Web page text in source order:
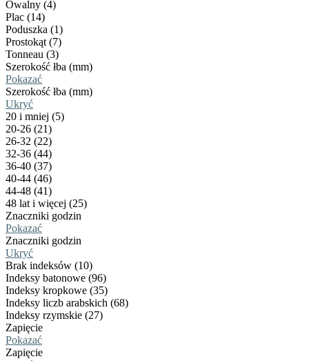
Owalny (4)
Plac (14)
Poduszka (1)
Prostokąt (7)
Tonneau (3)
Szerokość łba (mm)
Pokazać
Szerokość łba (mm)
Ukryć
20 i mniej (5)
20-26 (21)
26-32 (22)
32-36 (44)
36-40 (37)
40-44 (46)
44-48 (41)
48 lat i więcej (25)
Znaczniki godzin
Pokazać
Znaczniki godzin
Ukryć
Brak indeksów (10)
Indeksy batonowe (96)
Indeksy kropkowe (35)
Indeksy liczb arabskich (68)
Indeksy rzymskie (27)
Zapięcie
Pokazać
Zapięcie